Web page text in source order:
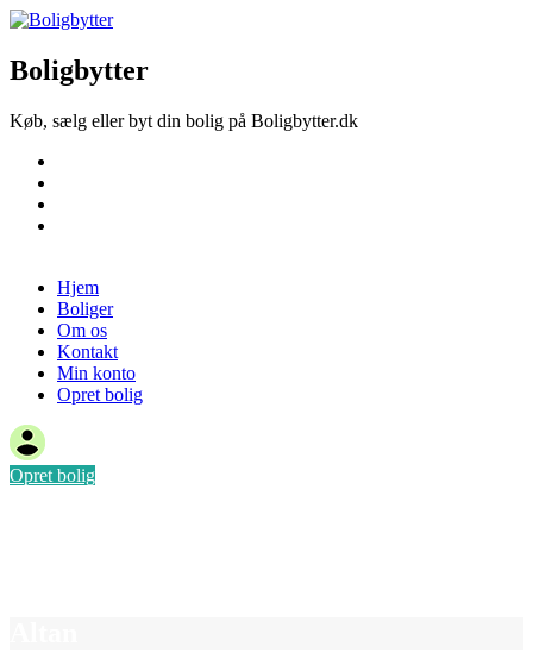
Boligbytter
Køb, sælg eller byt din bolig på Boligbytter.dk
Hjem
Boliger
Om os
Kontakt
Min konto
Opret bolig
Opret bolig